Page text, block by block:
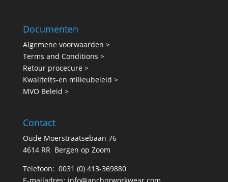
Documenten
Algemene voorwaarden >
Terms and Conditions >
Retour procecure >
Kwaliteits-en milieubeleid >
MVO Beleid >
Contact
Oude Moerstraatsebaan 76
4614 RR Bergen op Zoom
Telefoon: 0031 (0) 413-369880